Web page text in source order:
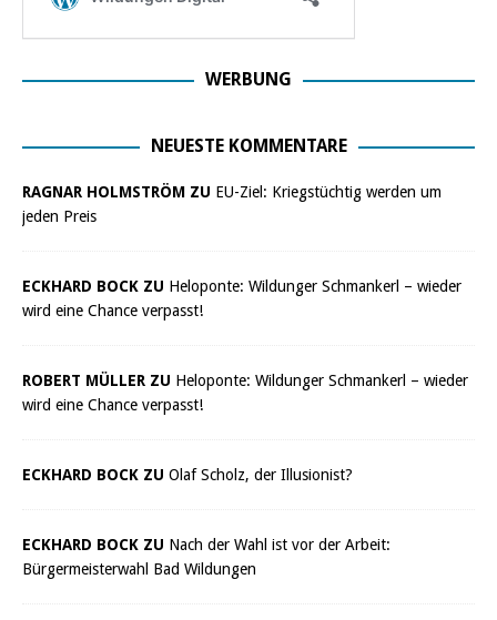
WERBUNG
NEUESTE KOMMENTARE
RAGNAR HOLMSTRÖM ZU EU-Ziel: Kriegstüchtig werden um
jeden Preis
ECKHARD BOCK ZU Heloponte: Wildunger Schmankerl – wieder
wird eine Chance verpasst!
ROBERT MÜLLER ZU Heloponte: Wildunger Schmankerl – wieder
wird eine Chance verpasst!
ECKHARD BOCK ZU Olaf Scholz, der Illusionist?
ECKHARD BOCK ZU Nach der Wahl ist vor der Arbeit:
Bürgermeisterwahl Bad Wildungen